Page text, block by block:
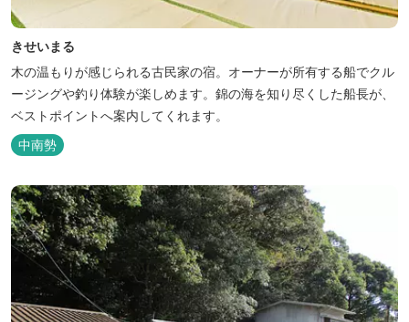
きせいまる
木の温もりが感じられる古民家の宿。オーナーが所有する船でクル
ージングや釣り体験が楽しめます。錦の海を知り尽くした船長が、
ベストポイントへ案内してくれます。
中南勢